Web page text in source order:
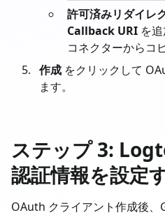
許可済みリダイレ
Callback URI を
コネクターからコ
作成 をクリックして
ます。
ステップ 3:
認証情報を設定
OAuth クライアント作成後